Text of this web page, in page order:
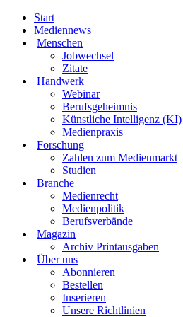
Start
Mediennews
Menschen
Jobwechsel
Zitate
Handwerk
Webinar
Berufsgeheimnis
Künstliche Intelligenz (KI)
Medienpraxis
Forschung
Zahlen zum Medienmarkt
Studien
Branche
Medienrecht
Medienpolitik
Berufsverbände
Magazin
Archiv Printausgaben
Über uns
Abonnieren
Bestellen
Inserieren
Unsere Richtlinien